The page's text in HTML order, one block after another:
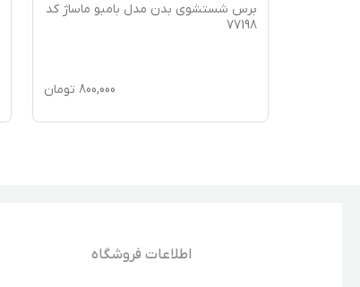
برس شستشوی بدن مدل بامبو ماساژ کد
77198
800,000 تومان
اطلاعات فروشگاه